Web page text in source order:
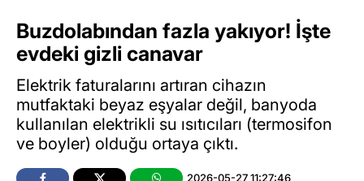
Buzdolabından fazla yakıyor! İşte
evdeki gizli canavar
Elektrik faturalarını artıran cihazın
mutfaktaki beyaz eşyalar değil, banyoda
kullanılan elektrikli su ısıtıcıları (termosifon
ve boyler) olduğu ortaya çıktı.
2026-05-27 11:27:46